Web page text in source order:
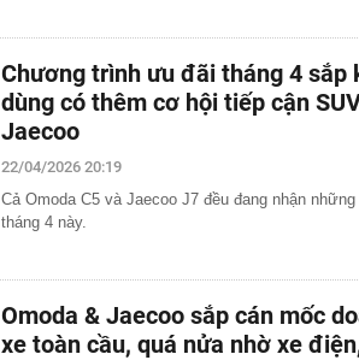
Chương trình ưu đãi tháng 4 sắp
dùng có thêm cơ hội tiếp cận
Jaecoo
22/04/2026 20:19
Cả Omoda C5 và Jaecoo J7 đều đang nhận
tháng 4 này.
Omoda & Jaecoo sắp cán mốc
xe toàn cầu, quá nửa nhờ xe